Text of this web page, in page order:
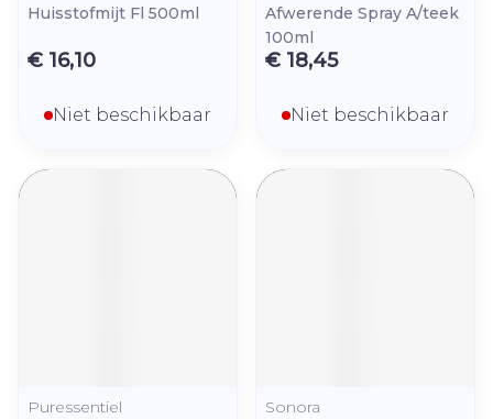
Huisstofmijt Fl 500ml
€ 16,10
Niet beschikbaar
Afwerende Spray A/teek
100ml
€ 18,45
Niet beschikbaar
Puressentiel
Sonora